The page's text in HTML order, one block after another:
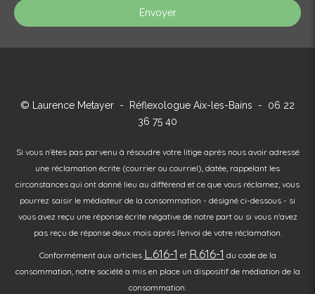
Envoyer
© Laurence Metayer - Réflexologue Aix-les-Bains - 06 22
36 75 40
Si vous n’êtes pas parvenu à résoudre votre litige après nous avoir adressé
une réclamation écrite (courrier ou courriel), datée, rappelant les
circonstances qui ont donné lieu au différend et ce que vous réclamez, vous
pourrez saisir le médiateur de la consommation - désigné ci-dessous - si
vous avez reçu une réponse écrite négative de notre part ou si vous n'avez
pas reçu de réponse deux mois après l’envoi de votre réclamation.
Conformément aux articles L.616-1 et R.616-1 du code de la
consommation, notre société a mis en place un dispositif de médiation de la
consommation.